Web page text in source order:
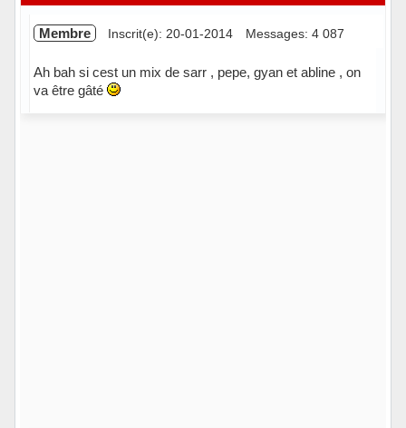
Membre Inscrit(e): 20-01-2014 Messages: 4 087
Ah bah si cest un mix de sarr , pepe, gyan et abline , on
va être gâté